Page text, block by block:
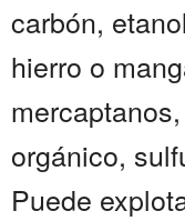
carbón,
hierro o
orgánico,
Puede